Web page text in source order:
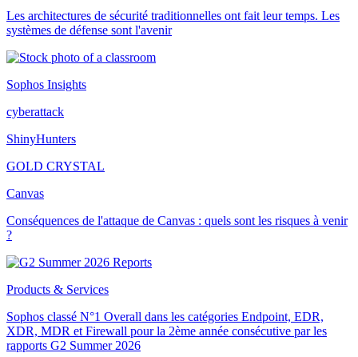
Les architectures de sécurité traditionnelles ont fait leur temps. Les
systèmes de défense sont l'avenir
Sophos Insights
cyberattack
ShinyHunters
GOLD CRYSTAL
Canvas
Conséquences de l'attaque de Canvas : quels sont les risques à venir
?
Products & Services
Sophos classé N°1 Overall dans les catégories Endpoint, EDR,
XDR, MDR et Firewall pour la 2ème année consécutive par les
rapports G2 Summer 2026